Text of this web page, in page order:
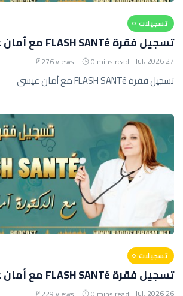
تسجيلات
تسجيل فقرة FLASH SANTé مع أمان عيسى
27 Jul, 2026
0 mins read
276 views
تسجيل فقرة FLASH SANTé مع أمان عيسى
تسجيلات
تسجيل فقرة FLASH SANTé مع أمان عيسى